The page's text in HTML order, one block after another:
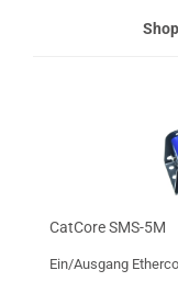
CatCore SMS-5M
Ein/Ausgang